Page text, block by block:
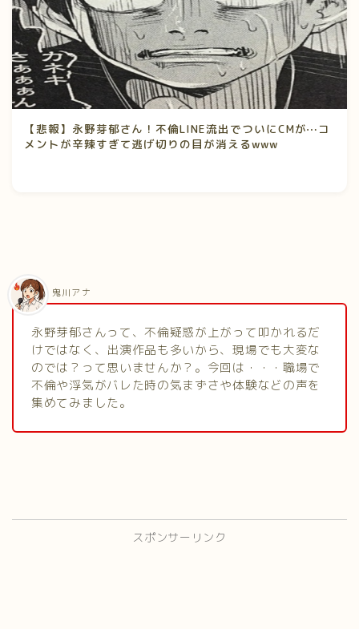
【悲報】永野芽郁さん！不倫LINE流出でついにCMが⋯コ
メントが辛辣すぎて逃げ切りの目が消えるwww
永野芽郁さんって、不倫疑惑が上がって叩かれるだ
けではなく、出演作品も多いから、現場でも大変な
のでは？って思いませんか？。今回は・・・職場で
不倫や浮気がバレた時の気まずさや体験などの声を
集めてみました。
鬼川アナ
スポンサーリンク